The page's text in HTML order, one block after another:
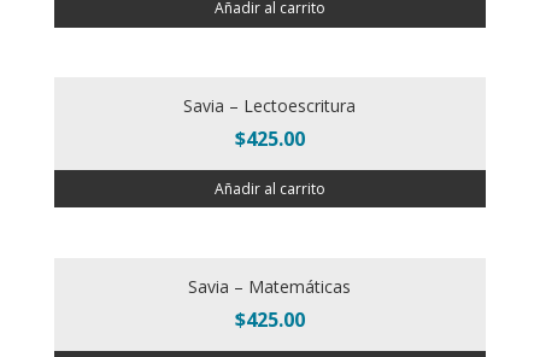
Añadir al carrito
Savia – Lectoescritura
$425.00
Añadir al carrito
Savia – Matemáticas
$425.00